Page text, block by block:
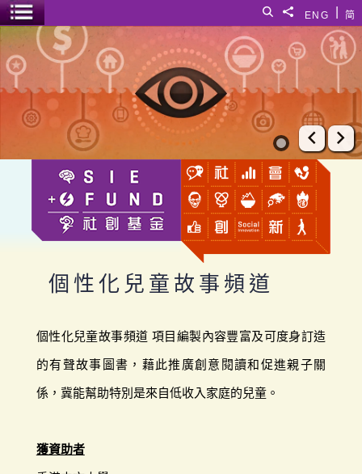
简
ENG
分享給
搜尋
選單開關
個性化兒童故事頻道
上一張
下
個性化兒童故事頻道
個性化兒童故事頻道 項目編製內容豐富及可度身訂造
的有聲故事圖書，藉此推廣創意閱讀和促進親子關
係，冀能幫助特別是來自低收入家庭的兒童。
獲資助者